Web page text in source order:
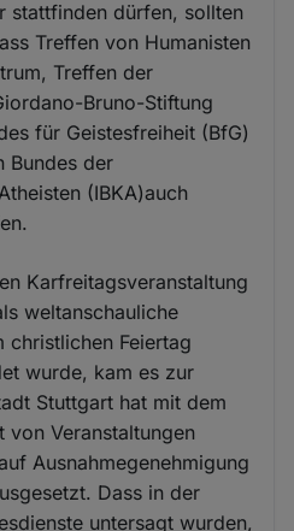
stattfinden dürfen, sollten
Treffen von Humanisten
Treffen der
Bruno-Stiftung
für Geistesfreiheit (BfG)
Bundes der
(IBKA)auch
Karfreitagsveranstaltung
weltanschauliche
christlichen Feiertag
wurde, kam es zur
Stuttgart hat mit dem
von Veranstaltungen
Ausnahmegenehmigung
Dass in der
untersagt wurden,